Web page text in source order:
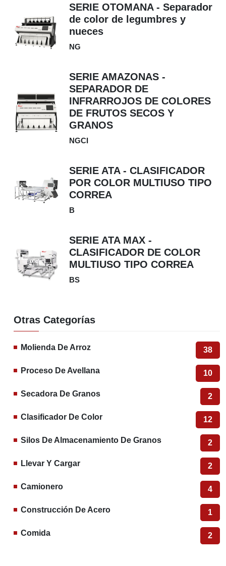
SERIE OTOMANA - Separador
de color de legumbres y
nueces
NG
SERIE AMAZONAS -
SEPARADOR DE
INFRARROJOS DE COLORES
DE FRUTOS SECOS Y
GRANOS
NGCI
SERIE ATA - CLASIFICADOR
POR COLOR MULTIUSO TIPO
CORREA
B
SERIE ATA MAX -
CLASIFICADOR DE COLOR
MULTIUSO TIPO CORREA
BS
Otras Categorías
Molienda De Arroz 38
Proceso De Avellana 10
Secadora De Granos 2
Clasificador De Color 12
Silos De Almacenamiento De Granos 2
Llevar Y Cargar 2
Camionero 4
Construcción De Acero 1
Comida 2